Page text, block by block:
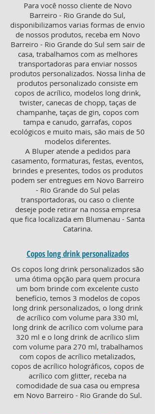
Para você nosso cliente de Novo
Barreiro - Rio Grande do Sul,
disponibilizamos varias formas de envio
de nossos produtos, receba em Novo
Barreiro - Rio Grande do Sul sem sair de
casa, trabalhamos com as melhores
transportadoras para enviar nossos
produtos personalizados. Nossa linha de
produtos personalizado consiste em
copos de acrílico, modelos long drink,
twister, canecas de chopp, taças de
champanhe, taças de gin, copos com
tampa e canudo, garrafas, copos
ecológicos e muito mais, são mais de 50
modelos diferentes.
A Bluper atende a pedidos para
casamento, formaturas, festas, eventos,
brindes e presentes, todos os produtos
podem ser entregues em Novo Barreiro
- Rio Grande do Sul pelas
transportadoras, ou caso o cliente
deseje pode retirar na nossa empresa
que fica localizada em Blumenau - Santa
Catarina.
Copos long drink personalizados
Os copos long drink personalizados são
uma ótima opção para quem procura
um bom brinde com excelente custo
benefício, temos 3 modelos de copos
long drink personalizados, o long drink
de acrílico com volume para 330 ml,
long drink de acrílico com volume para
320 ml e o long drink de acrílico slim
com volume para 270 ml, trabalhamos
com copos de acrílico metalizados,
copos de acrílico holográficos, copos de
acrílico com glitter, receba na
comodidade de sua casa ou empresa
em Novo Barreiro - Rio Grande do Sul.